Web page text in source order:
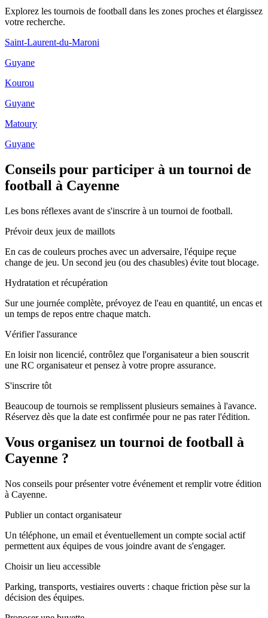
Explorez les tournois de football dans les zones proches et élargissez
votre recherche.
Saint-Laurent-du-Maroni
Guyane
Kourou
Guyane
Matoury
Guyane
Conseils pour participer à un tournoi de
football à Cayenne
Les bons réflexes avant de s'inscrire à un tournoi de football.
Prévoir deux jeux de maillots
En cas de couleurs proches avec un adversaire, l'équipe reçue
change de jeu. Un second jeu (ou des chasubles) évite tout blocage.
Hydratation et récupération
Sur une journée complète, prévoyez de l'eau en quantité, un encas et
un temps de repos entre chaque match.
Vérifier l'assurance
En loisir non licencié, contrôlez que l'organisateur a bien souscrit
une RC organisateur et pensez à votre propre assurance.
S'inscrire tôt
Beaucoup de tournois se remplissent plusieurs semaines à l'avance.
Réservez dès que la date est confirmée pour ne pas rater l'édition.
Vous organisez un tournoi de football à
Cayenne ?
Nos conseils pour présenter votre événement et remplir votre édition
à Cayenne.
Publier un contact organisateur
Un téléphone, un email et éventuellement un compte social actif
permettent aux équipes de vous joindre avant de s'engager.
Choisir un lieu accessible
Parking, transports, vestiaires ouverts : chaque friction pèse sur la
décision des équipes.